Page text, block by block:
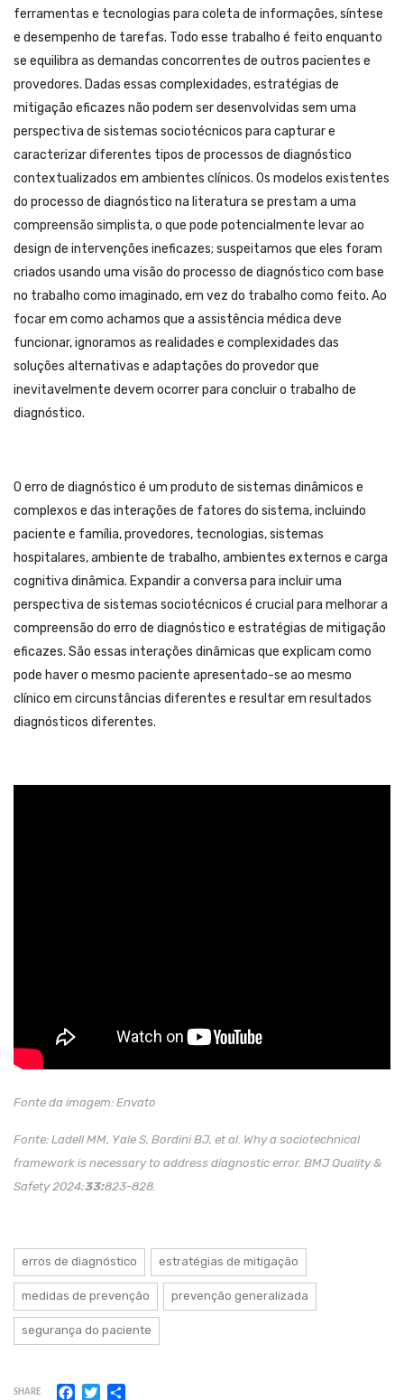
ferramentas e tecnologias para coleta de informações, síntese
e desempenho de tarefas. Todo esse trabalho é feito enquanto
se equilibra as demandas concorrentes de outros pacientes e
provedores. Dadas essas complexidades, estratégias de
mitigação eficazes não podem ser desenvolvidas sem uma
perspectiva de sistemas sociotécnicos para capturar e
caracterizar diferentes tipos de processos de diagnóstico
contextualizados em ambientes clínicos. Os modelos existentes
do processo de diagnóstico na literatura se prestam a uma
compreensão simplista, o que pode potencialmente levar ao
design de intervenções ineficazes; suspeitamos que eles foram
criados usando uma visão do processo de diagnóstico com base
no trabalho como imaginado, em vez do trabalho como feito. Ao
focar em como achamos que a assistência médica deve
funcionar, ignoramos as realidades e complexidades das
soluções alternativas e adaptações do provedor que
inevitavelmente devem ocorrer para concluir o trabalho de
diagnóstico.
O erro de diagnóstico é um produto de sistemas dinâmicos e
complexos e das interações de fatores do sistema, incluindo
paciente e família, provedores, tecnologias, sistemas
hospitalares, ambiente de trabalho, ambientes externos e carga
cognitiva dinâmica. Expandir a conversa para incluir uma
perspectiva de sistemas sociotécnicos é crucial para melhorar a
compreensão do erro de diagnóstico e estratégias de mitigação
eficazes. São essas interações dinâmicas que explicam como
pode haver o mesmo paciente apresentado-se ao mesmo
clínico em circunstâncias diferentes e resultar em resultados
diagnósticos diferentes.
Fonte da imagem: Envato
Fonte: Ladell MM, Yale S, Bordini BJ, et al. Why a sociotechnical
framework is necessary to address diagnostic error. BMJ Quality &
Safety 2024;33:823-828.
erros de diagnóstico estratégias de mitigação
medidas de prevenção prevenção generalizada
segurança do paciente
SHARE Facebook
Twitter